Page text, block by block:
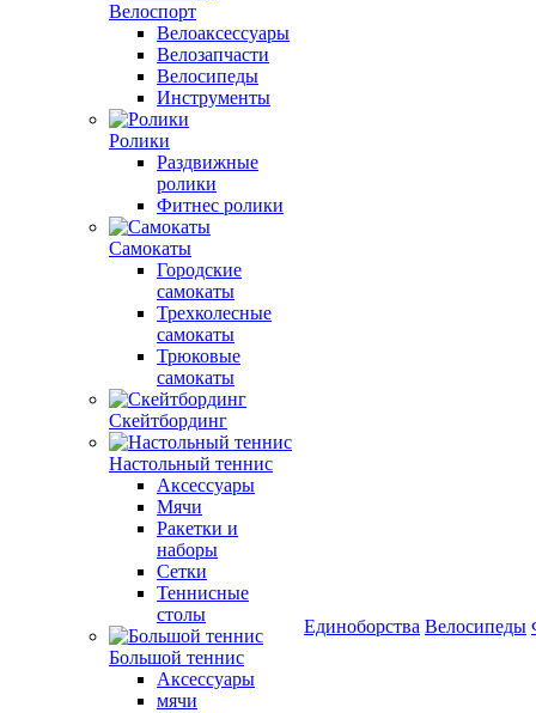
Велоспорт
Велоаксессуары
Велозапчасти
Велосипеды
Инструменты
Ролики
Раздвижные
ролики
Фитнес ролики
Самокаты
Городские
самокаты
Трехколесные
самокаты
Трюковые
самокаты
Скейтбординг
Настольный теннис
Аксессуары
Мячи
Ракетки и
наборы
Сетки
Теннисные
столы
Большой теннис
Аксессуары
мячи
Единоборства Велосипеды